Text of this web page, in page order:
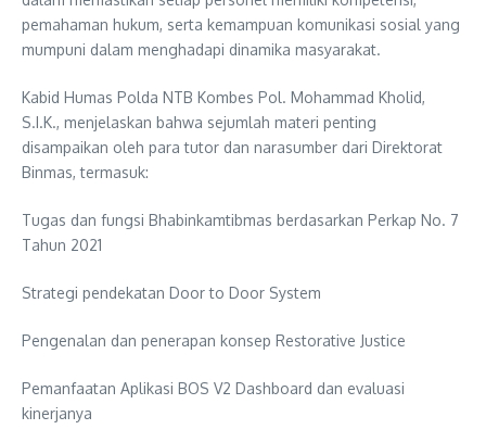
pemahaman hukum, serta kemampuan komunikasi sosial yang
mumpuni dalam menghadapi dinamika masyarakat.
Kabid Humas Polda NTB Kombes Pol. Mohammad Kholid,
S.I.K., menjelaskan bahwa sejumlah materi penting
disampaikan oleh para tutor dan narasumber dari Direktorat
Binmas, termasuk:
Tugas dan fungsi Bhabinkamtibmas berdasarkan Perkap No. 7
Tahun 2021
Strategi pendekatan Door to Door System
Pengenalan dan penerapan konsep Restorative Justice
Pemanfaatan Aplikasi BOS V2 Dashboard dan evaluasi
kinerjanya